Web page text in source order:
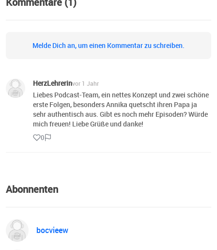
Melde Dich an, um einen Kommentar zu schreiben.
HerzLehrerinvor 1 Jahr
Liebes Podcast-Team, ein nettes Konzept und zwei schöne
erste Folgen, besonders Annika quetscht ihren Papa ja
sehr authentisch aus. Gibt es noch mehr Episoden? Würde
mich freuen! Liebe Grüße und danke!
0
Abonnenten
bocvieew